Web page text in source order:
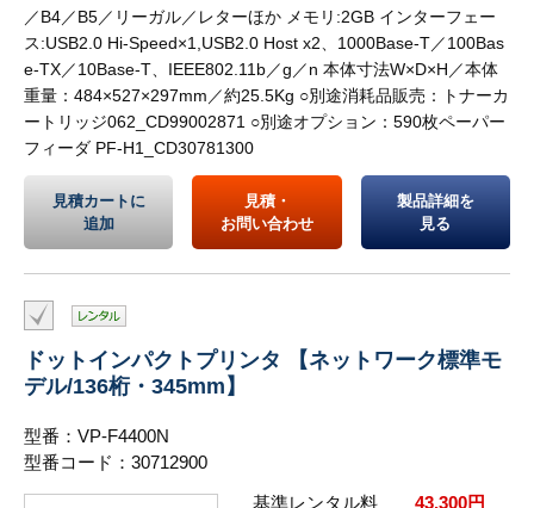
／B4／B5／リーガル／レターほか メモリ:2GB インターフェー
ス:USB2.0 Hi-Speed×1,USB2.0 Host x2、1000Base-T／100Bas
e-TX／10Base-T、IEEE802.11b／g／n 本体寸法W×D×H／本体
重量：484×527×297mm／約25.5Kg ○別途消耗品販売：トナーカ
ートリッジ062_CD99002871 ○別途オプション：590枚ペーパー
フィーダ PF-H1_CD30781300
見積カートに
追加
見積・
お問い合わせ
製品詳細を
見る
ドットインパクトプリンタ 【ネットワーク標準モ
デル/136桁・345mm】
型番：VP-F4400N
型番コード：30712900
基準レンタル料
43,300円